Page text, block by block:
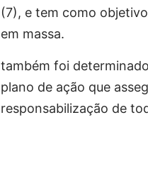
(7), e tem como
em massa.
também foi
plano de ação que
responsabilização de